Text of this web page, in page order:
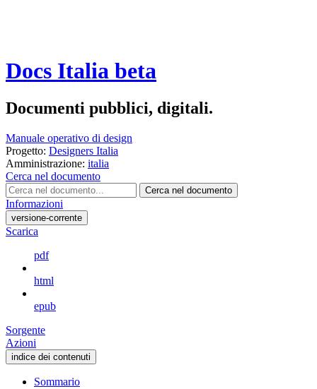
Docs Italia beta
Documenti pubblici, digitali.
Manuale operativo di design
Progetto: Designers Italia
Amministrazione: italia
Cerca nel documento
Cerca nel documento
Informazioni
versione-corrente
Scarica
pdf
html
epub
Sorgente
Azioni
indice dei contenuti
Sommario